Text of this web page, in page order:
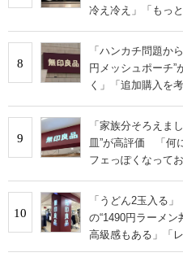
冷え冷え」「もっ
8
「ハンカチ問題か
円メッシュポーチ
く」「追加購入を
9
「家族分そろえま
皿”が高評価 「何
フェっぽくなって
10
「うどん2玉入る
の“1490円ラーメ
高級感もある」「